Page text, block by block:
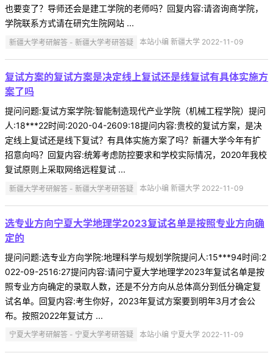
也要变了？导师还会是建工学院的老师吗？回复内容:请咨询商学院，
学院联系方式请在研究生院网站 ...
新疆大学考研解答 - 新疆大学考研答疑 本站小编 新疆大学 2022-11-09
复试方案的复试方案是决定线上复试还是线复试有具体实施方
案了吗
提问问题:复试方案学院:智能制造现代产业学院（机械工程学院）提问
人:18***22时间:2020-04-2609:18提问内容:贵校的复试方案，是决
定线上复试还是线下复试？有具体实施方案了吗？新疆大学今年有扩
招意向吗？回复内容:统筹考虑防控要求和学校实际情况，2020年我校
复试原则上采取网络远程复试 ...
新疆大学考研解答 - 新疆大学考研答疑 本站小编 新疆大学 2022-11-09
选专业方向宁夏大学地理学2023复试名单是按照专业方向确
定的
提问问题:选专业方向学院:地理科学与规划学院提问人:15***94时间:2
022-09-2516:27提问内容:请问宁夏大学地理学2023年复试名单是按
照专业方向确定的录取人数，还是不分方向从总体高分到低分确定复
试名单。回复内容:考生你好，2023年复试方案要到明年3月才会公
布。按照2022年复试方 ...
宁夏大学考研解答 - 宁夏大学考研答疑 本站小编 宁夏大学 2022-11-09